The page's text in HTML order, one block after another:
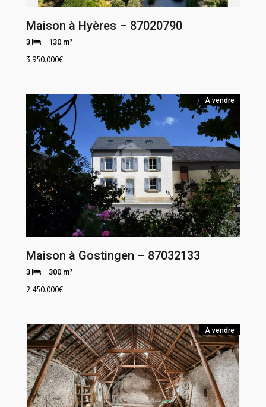
Maison à Hyères – 87020790
3 130 m²
3.950.000€
A vendre
Maison à Gostingen – 87032133
3 300 m²
2.450.000€
A vendre